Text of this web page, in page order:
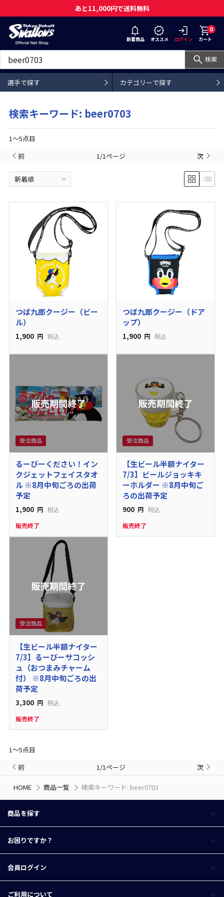
あと11,000円で送料無料
新着商品 オススメ ログイン
0
カート
検索
選手で探す カテゴリーで探す
検索キーワード: beer0703
1〜5点目
前
1/1ページ 次
つば九郎クージー（ビー
ル）
1,900 円 税込
つば九郎クージー（ドア
ップ）
1,900 円 税込
るーびーください！イン
クジェットフェイスタオ
ル ※8月中旬ごろの出荷
予定
1,900 円 税込
販売終了
【生ビール半額ナイター
7/3】ビールジョッキキ
ーホルダー ※8月中旬ご
ろの出荷予定
900 円 税込
販売終了
【生ビール半額ナイター
7/3】るーびーサコッシ
ュ（おつまみチャーム
付） ※8月中旬ごろの出
荷予定
3,300 円 税込
販売終了
1〜5点目
前
1/1ページ 次
HOME 商品一覧 検索キーワード: beer0703
商品を探す
お困りですか？
会員ログイン
ご利用について